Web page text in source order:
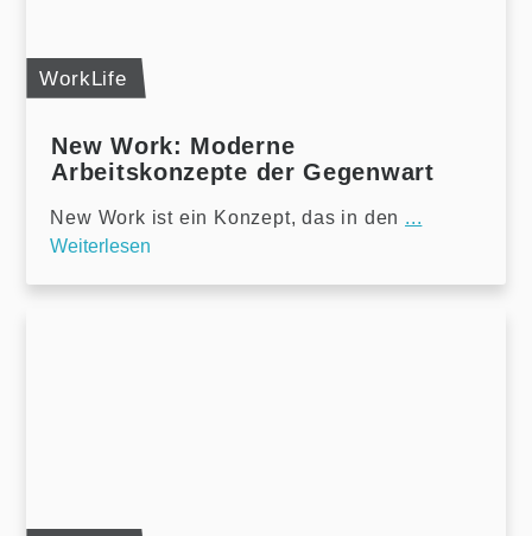
WorkLife
New Work: Moderne
Arbeitskonzepte der Gegenwart
New Work ist ein Konzept, das in den ...
Weiterlesen